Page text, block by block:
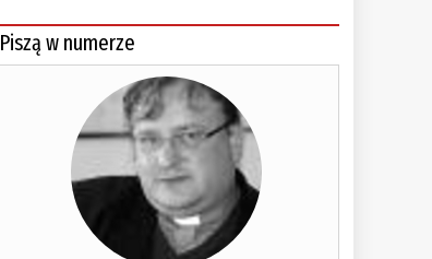
Piszą w numerze